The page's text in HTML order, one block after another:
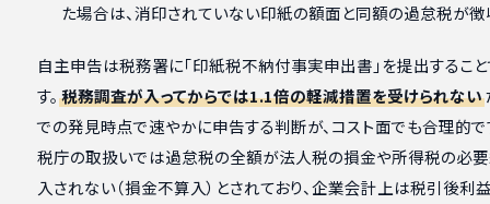
た場合は、消印されていない印紙の額面と同額の過怠税が
自主申告は税務署に「印紙税不納付事実申出書」を提出するこ
す。 税務調査が入ってからでは1.1倍の軽減措置を受けられない
での発見時点で速やかに申告する判断が、コスト面でも合理的で
税庁の取扱いでは過怠税の全額が法人税の損金や所得税の必
入されない（損金不算入）とされており、企業会計上は税引後利